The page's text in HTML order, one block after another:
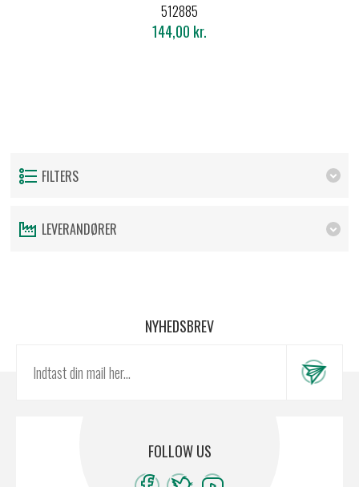
512885
144,00 kr.
FILTERS
LEVERANDØRER
NYHEDSBREV
FOLLOW US